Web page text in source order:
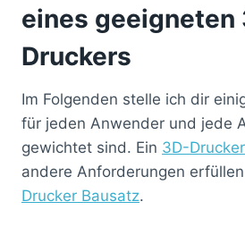
eines geeigneten
Druckers
Im Folgenden stelle ich dir
für jeden Anwender und jede
gewichtet sind. Ein 3D-
andere Anforderungen
Drucker Bausatz.